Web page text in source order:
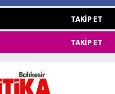
TAKIP ET
TAKIP ET